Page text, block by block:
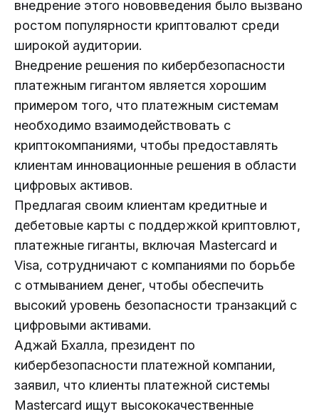
внедрение этого нововведения было вызвано
ростом популярности криптовалют среди
широкой аудитории.
Внедрение решения по кибербезопасности
платежным гигантом является хорошим
примером того, что платежным системам
необходимо взаимодействовать с
криптокомпаниями, чтобы предоставлять
клиентам инновационные решения в области
цифровых активов.
Предлагая своим клиентам кредитные и
дебетовые карты с поддержкой криптовлют,
платежные гиганты, включая Mastercard и
Visa, сотрудничают с компаниями по борьбе
с отмыванием денег, чтобы обеспечить
высокий уровень безопасности транзакций с
цифровыми активами.
Аджай Бхалла, президент по
кибербезопасности платежной компании,
заявил, что клиенты платежной системы
Mastercard ищут высококачественные